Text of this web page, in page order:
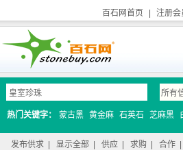
百石网首页 注册会
热门关键字： 蒙古黑 黄金麻 石英石 芝麻黑
发布供求 显示全部 供应 求购 合作